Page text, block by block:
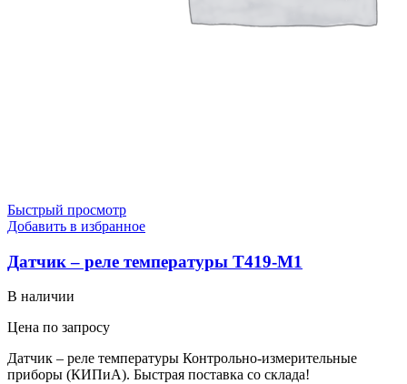
Быстрый просмотр
Добавить в избранное
Датчик – реле температуры Т419-М1
В наличии
Цена по запросу
Датчик – реле температуры Контрольно-измерительные
приборы (КИПиА). Быстрая поставка со склада!